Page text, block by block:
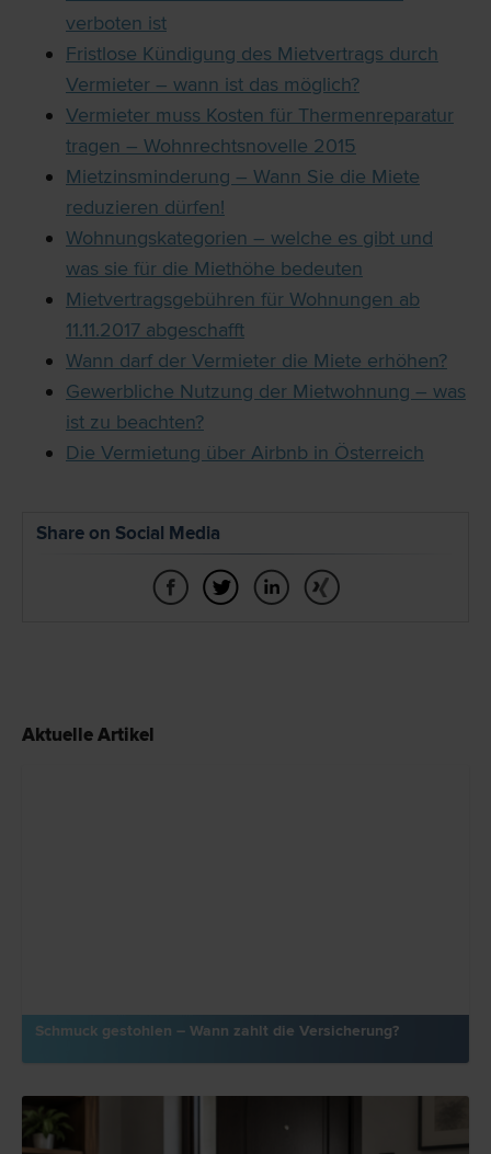
verboten ist
Fristlose Kündigung des Mietvertrags durch
Vermieter – wann ist das möglich?
Vermieter muss Kosten für Thermenreparatur
tragen – Wohnrechtsnovelle 2015
Mietzinsminderung – Wann Sie die Miete
reduzieren dürfen!
Wohnungskategorien – welche es gibt und
was sie für die Miethöhe bedeuten
Mietvertragsgebühren für Wohnungen ab
11.11.2017 abgeschafft
Wann darf der Vermieter die Miete erhöhen?
Gewerbliche Nutzung der Mietwohnung – was
ist zu beachten?
Die Vermietung über Airbnb in Österreich
Share on Social Media
Aktuelle Artikel
Schmuck gestohlen – Wann zahlt die Versicherung?